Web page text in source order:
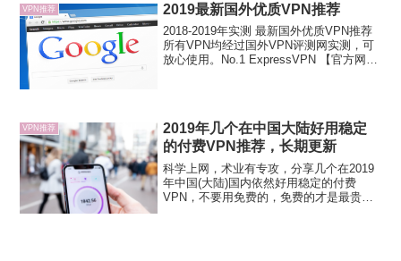
VPN推荐 2019最新国外优质VPN推荐
2018-2019年实测 最新国外优质VPN推荐
所有VPN均经过国外VPN评测网实测，可
放心使用。No.1 ExpressVPN 【官方网
VPN推荐
2019年几个在中国大陆好用稳定
的付费VPN推荐，长期更新
科学上网，术业有专攻，分享几个在2019
年中国(大陆)国内依然好用稳定的付费
VPN，不要用免费的，免费的才是最贵